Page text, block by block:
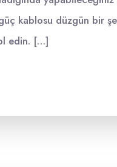
kablosu düzgün bir
edin. […]